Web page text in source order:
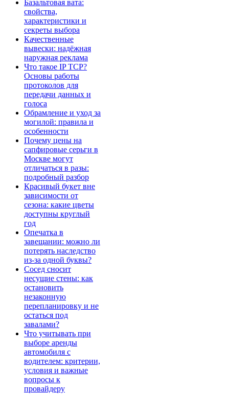
Базальтовая вата:
свойства,
характеристики и
секреты выбора
Качественные
вывески: надёжная
наружная реклама
Что такое IP TCP?
Основы работы
протоколов для
передачи данных и
голоса
Обрамление и уход за
могилой: правила и
особенности
Почему цены на
сапфировые серьги в
Москве могут
отличаться в разы:
подробный разбор
Красивый букет вне
зависимости от
сезона: какие цветы
доступны круглый
год
Опечатка в
завещании: можно ли
потерять наследство
из-за одной буквы?
Сосед сносит
несущие стены: как
остановить
незаконную
перепланировку и не
остаться под
завалами?
Что учитывать при
выборе аренды
автомобиля с
водителем: критерии,
условия и важные
вопросы к
провайдеру